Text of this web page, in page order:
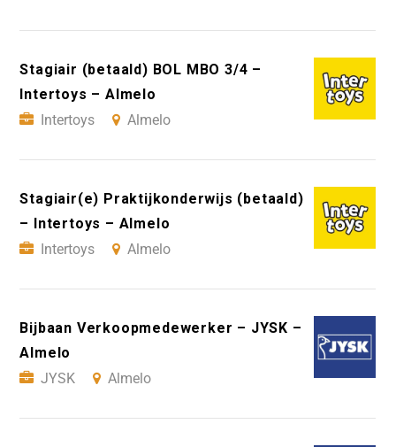
Stagiair (betaald) BOL MBO 3/4 –
Intertoys – Almelo
Intertoys
Almelo
Stagiair(e) Praktijkonderwijs (betaald)
– Intertoys – Almelo
Intertoys
Almelo
Bijbaan Verkoopmedewerker – JYSK –
Almelo
JYSK
Almelo